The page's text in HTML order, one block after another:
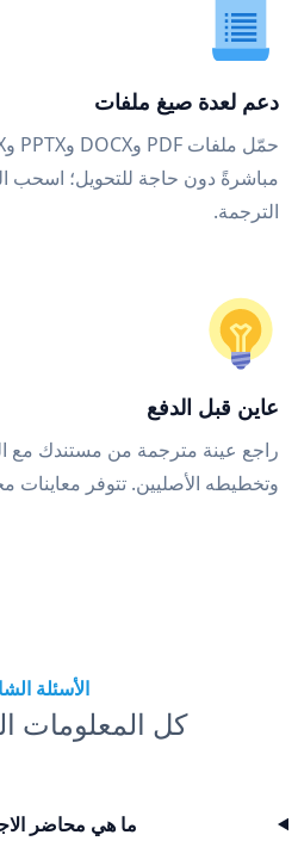
دعم لعدة صيغ ملفات
مباشرةً دون حاجة للتحويل؛ اسحب
الترجمة.
عاين قبل الدفع
راجع عينة مترجمة من مستندك مع
وتخطيطه الأصليين. تتوفر معاينات
الأسئلة
كل المعلومات
ما هي محاضر